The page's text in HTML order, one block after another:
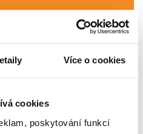
Více o cookies
cookies
poskytování funkcí
Přihlásit
platby. V první řadě
spotřebované energie, vodu